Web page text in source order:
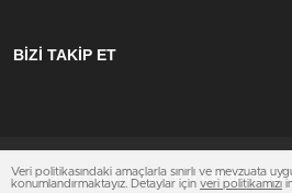
BİZİ TAKİP ET
Çerezler ile ilgili bilgi içinÇerez
Veri politikasındaki amaçlarla sınırlı ve mevzuata
konumlandırmaktayız. Detaylar için veri politikamızı